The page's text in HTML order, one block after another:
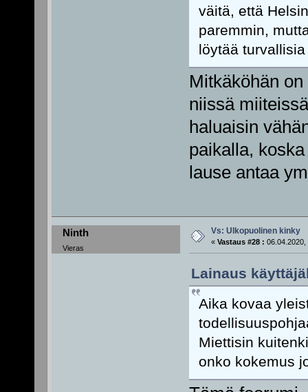
väitä, että
paremmin,
löytää
Mitkäköhän
niissä
haluaisin
paikalla,
lause antaa
Ninth
Vieras
Vs: Ulkopuolinen kinky
« Vastaus #28 : 06.04.2020,
Lainaus
Aika kovaa
Miettisin
onko kokemus